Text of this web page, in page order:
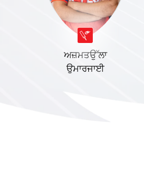
ਅਜ਼ਮਤਉੱਲਾ
ਉਮਾਰਜਾਈ